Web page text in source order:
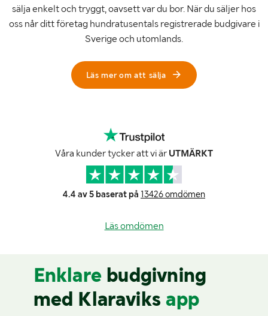
sälja enkelt och tryggt, oavsett var du bor. När du säljer hos
oss når ditt företag hundratusentals registrerade budgivare i
Sverige och utomlands.
Läs mer om att sälja
Våra kunder tycker att vi är UTMÄRKT
4.4 av 5 baserat på 13426 omdömen
Läs omdömen
Enklare budgivning
med Klaraviks app